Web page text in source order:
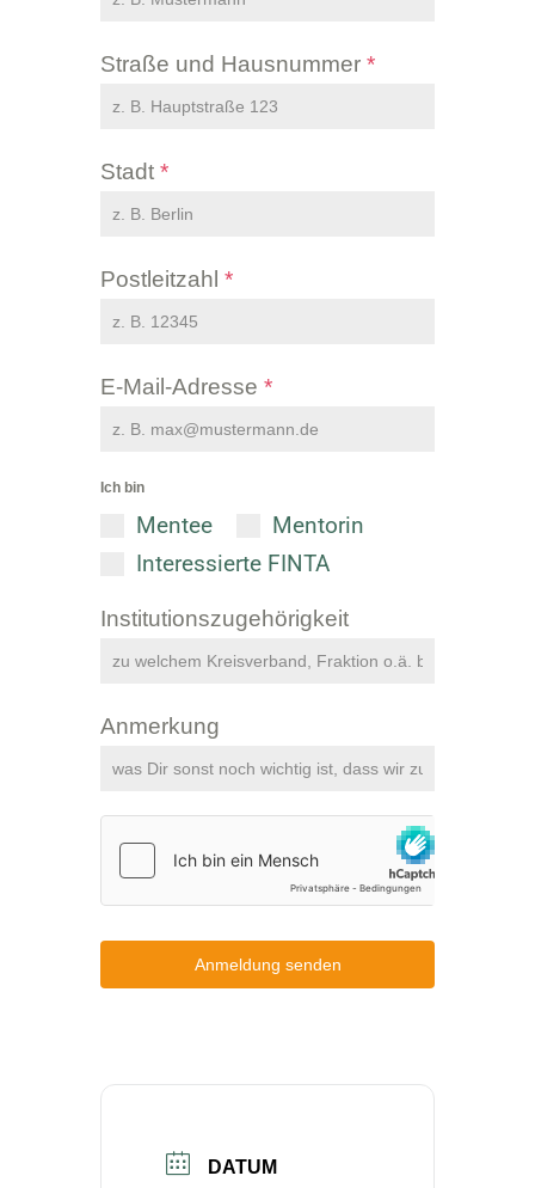
Straße und Hausnummer *
Stadt *
Postleitzahl *
E-Mail-Adresse *
Ich bin
Mentee
Mentorin
Interessierte FINTA
Institutionszugehörigkeit
Anmerkung
Anmeldung senden
DATUM